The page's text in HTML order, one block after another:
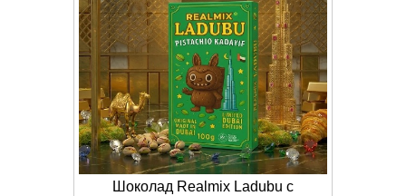
Шоколад Realmix Ladubu с